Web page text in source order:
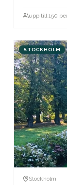
upp till 150
STOCKHOLM
Stockholm